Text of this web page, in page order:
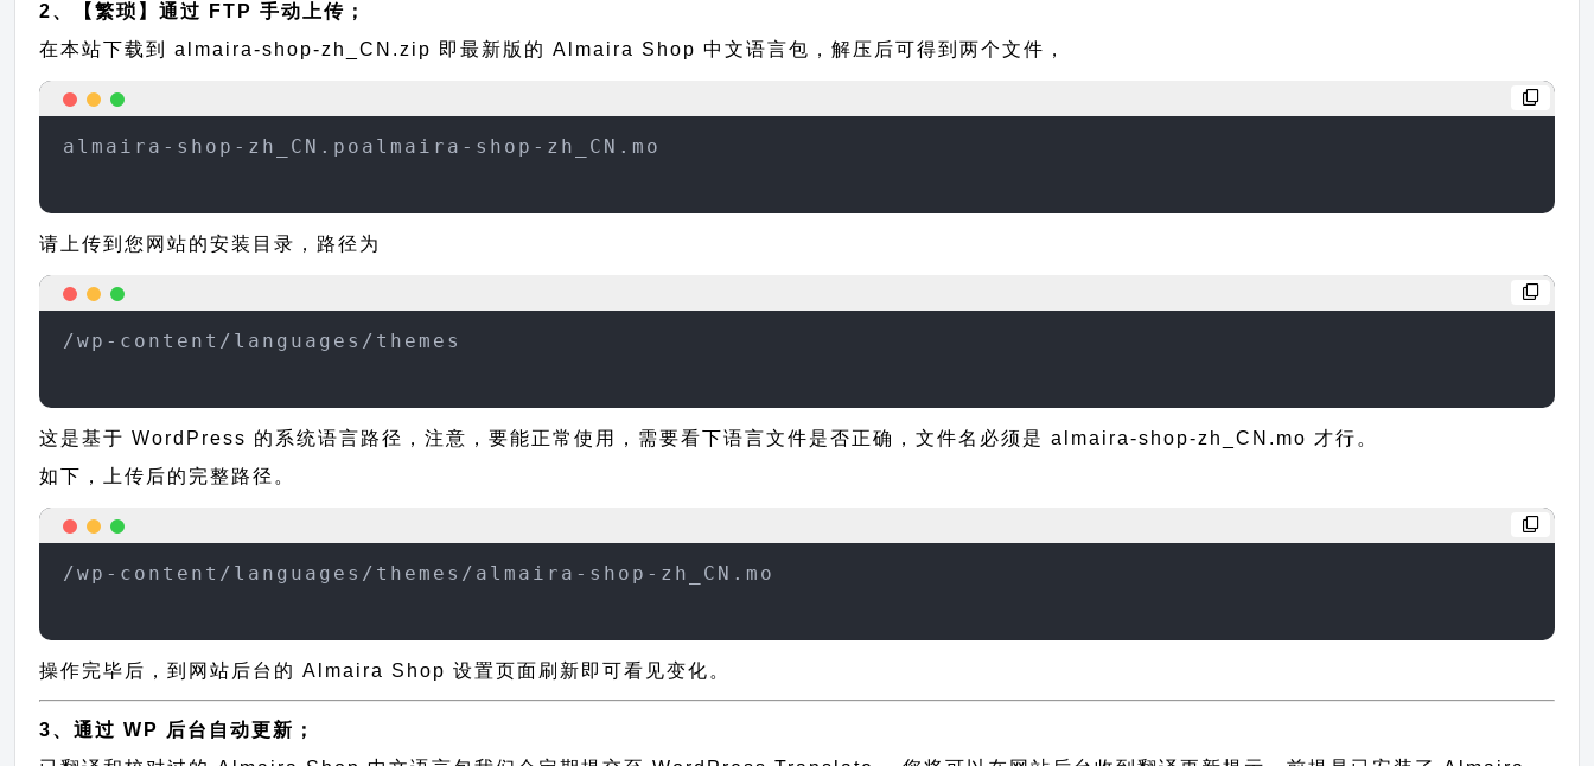
2、【繁琐】通过 FTP 手动上传；
在本站下载到almaira-shop-zh_CN.zip 即最新版的 Almaira Shop 中文语言包，解压后可得到两个文件，
almaira-shop-zh_CN.poalmaira-shop-zh_CN.mo
请上传到您网站的安装目录，路径为
/wp-content/languages/themes
这是基于 WordPress 的系统语言路径，注意，要能正常使用，需要看下语言文件是否正确，文件名必须是 almaira-shop-zh_CN.mo 才行。
如下，上传后的完整路径。
/wp-content/languages/themes/almaira-shop-zh_CN.mo
操作完毕后，到网站后台的 Almaira Shop 设置页面刷新即可看见变化。
3、通过 WP 后台自动更新；